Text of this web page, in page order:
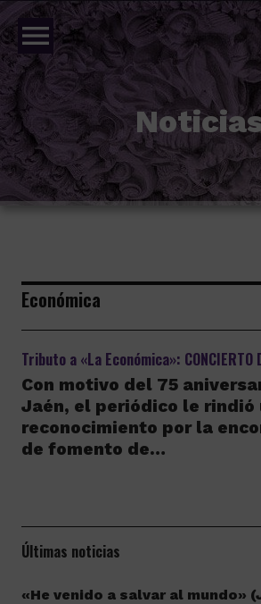
menu
Económica
Tributo a «La Económica»: CONCIERTO
Con motivo del 75
Jaén, el periódico le rindió
reconocimiento por la
de fomento de…
Últimas noticias
«He venido a salvar al mundo»